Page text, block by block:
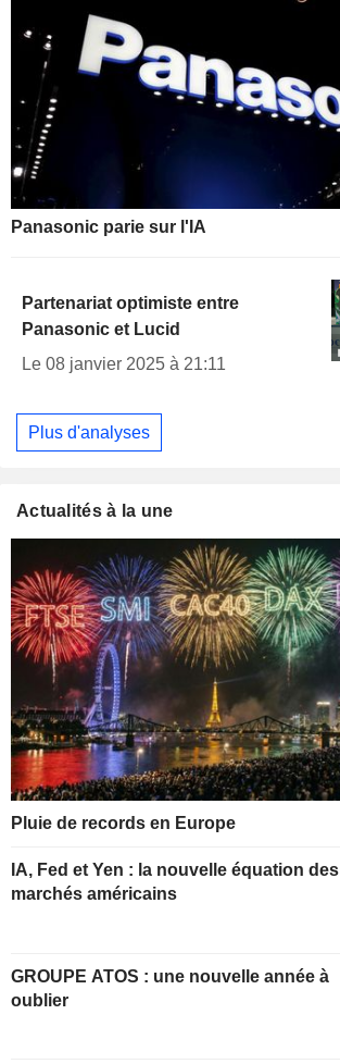
Panasonic parie sur l'IA
Partenariat optimiste entre
Panasonic et Lucid
Le 08 janvier 2025 à 21:11
Plus d'analyses
Actualités à la une
Pluie de records en Europe
IA, Fed et Yen : la nouvelle équation des
marchés américains
GROUPE ATOS : une nouvelle année à
oublier